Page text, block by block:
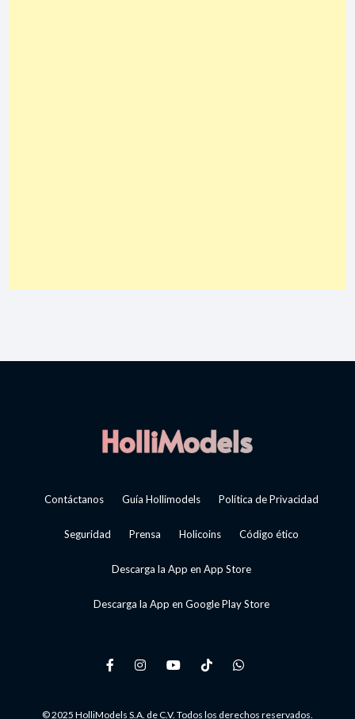
Contáctanos Guía Hollimodels Política de Privacidad
Seguridad Prensa Holicoins Código ético
Descarga la App en App Store
Descarga la App en Google Play Store
© 2025 HolliModels S.A. de C.V. Todos los derechos reservados.